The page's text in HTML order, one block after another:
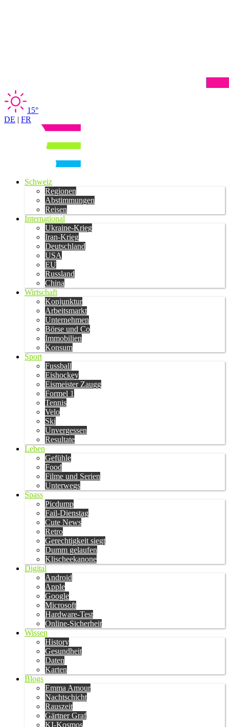
15°
DE | FR
Schweiz
Regionen
Abstimmungen
Reisen
International
Ukraine-Krieg
Iran-Krieg
Deutschland
USA
EU
Russland
China
Wirtschaft
Konjunktur
Arbeitsmarkt
Unternehmen
Börse und Co
Immobilien
Konsum
Sport
Fussball
Eishockey
Eismeister Zaugg
Formel 1
Tennis
Velo
Ski
Unvergessen
Resultate
Leben
Gefühle
Food
Filme und Serien
Unterwegs
Spass
Picdump
Fail-Dienstag
Cute News
Retro
Gerechtigkeit siegt
Dumm gelaufen
Klischeekanone
Digital
Android
Apple
Google
Microsoft
Hardware-Test
Online-Sicherheit
Wissen
History
Gesundheit
Daten
Karten
Blogs
Emma Amour
Nachtschicht
Rauszeit
Gärtner Graf
KI-Kosmos